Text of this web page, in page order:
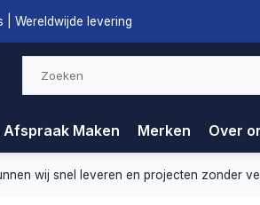
| Wereldwijde levering
Afspraak Maken Merken Over
wij snel leveren en projecten zonder